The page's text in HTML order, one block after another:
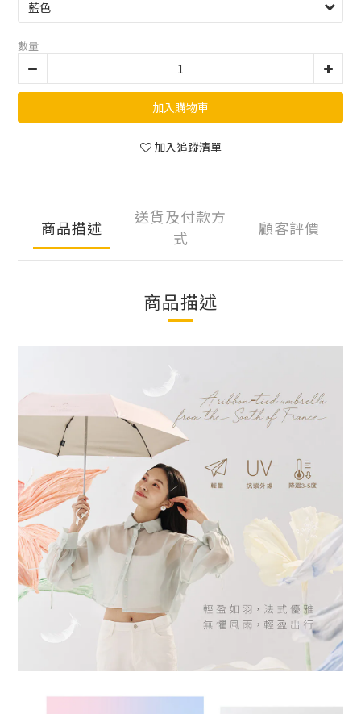
數量
加入購物車
加入追蹤清單
商品描述
送貨及付款方
式
顧客評價
商品描述